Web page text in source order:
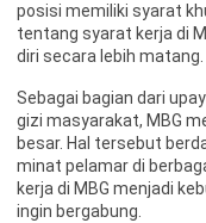
posisi memiliki syarat
tentang syarat kerja di
diri secara lebih matang.
Sebagai bagian dari
gizi masyarakat, MBG
besar. Hal tersebut
minat pelamar di
kerja di MBG menjadi
ingin bergabung.